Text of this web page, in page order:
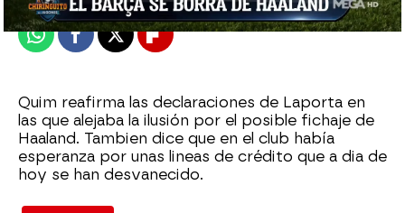
WhatsappFacebook
X Flipboard
Quim reafirma las declaraciones de Laporta en
las que alejaba la ilusión por el posible fichaje de
Haaland. Tambien dice que en el club había
esperanza por unas lineas de crédito que a dia de
hoy se han desvanecido.